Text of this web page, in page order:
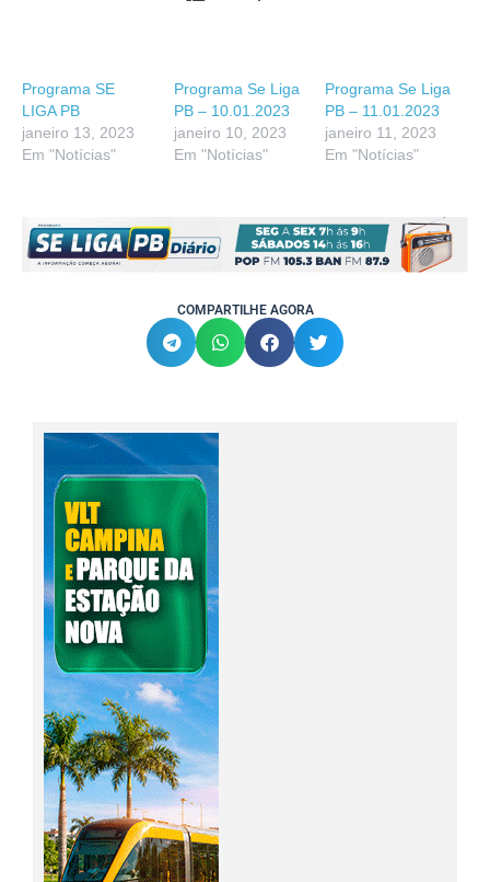
Programa SE
LIGA PB
janeiro 13, 2023
Em "Notícias"
Programa Se Liga
PB – 10.01.2023
janeiro 10, 2023
Em "Notícias"
Programa Se Liga
PB – 11.01.2023
janeiro 11, 2023
Em "Notícias"
COMPARTILHE AGORA